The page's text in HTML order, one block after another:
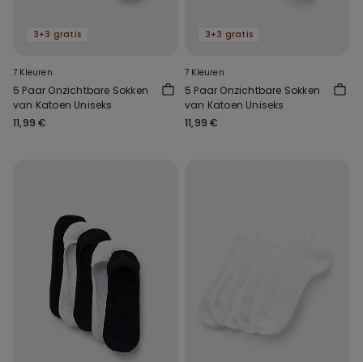
3+3 gratis
7 Kleuren
5 Paar Onzichtbare Sokken
van Katoen Uniseks
11,99 €
3+3 gratis
7 Kleuren
5 Paar Onzichtbare Sokken
van Katoen Uniseks
11,99 €